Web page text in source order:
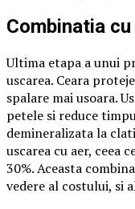
Combinatia
Ultima etapa a unui
uscarea. Ceara
spalare mai usoara.
petele si reduce
demineralizata la
uscarea cu aer, ceea
30%. Aceasta
vedere al costului, si